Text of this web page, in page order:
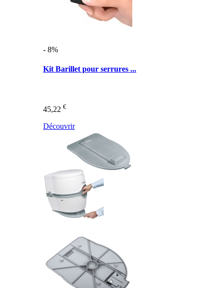
- 8%
Kit Barillet pour serrures ...
45,22 €
Découvrir